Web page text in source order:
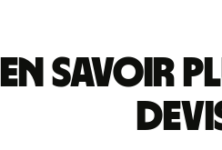
En savoir